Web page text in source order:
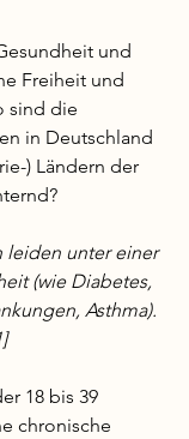
und
Freiheit und
sind die
in Deutschland
) Ländern der
leiden unter einer
(wie Diabetes,
Asthma).
18 bis 39
chronische